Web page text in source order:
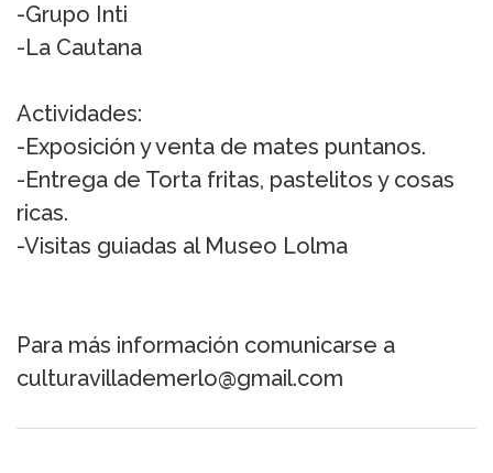
-Grupo Inti
-La Cautana
Actividades:
-Exposición y venta de mates puntanos.
-Entrega de Torta fritas, pastelitos y cosas
ricas.
-Visitas guiadas al Museo Lolma
Para más información comunicarse a
culturavillademerlo@gmail.com